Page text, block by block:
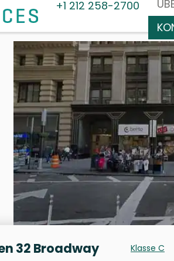
+1 212 258-2700
32 Broadway Klasse C